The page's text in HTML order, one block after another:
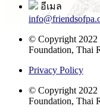
อีเมล
© Copyright 2022
Foundation, Thai
Privacy Policy
© Copyright 2022
Foundation, Thai